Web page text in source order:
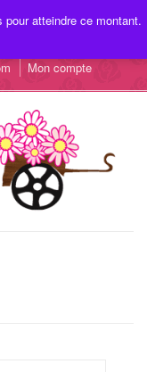
Mon compte
pour atteindre ce montant.